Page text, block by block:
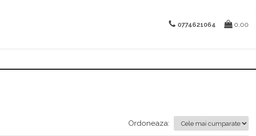
0774621064 0,00
Ordoneaza: